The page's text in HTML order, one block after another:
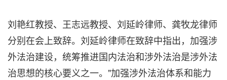
刘艳红教授、王志远教授、刘延岭律师、龚牧龙律师
分别在会上致辞。刘延岭律师在致辞中指出， 加强涉
外法治建设，统筹推进国内法治和涉外法治是涉外法
治思想的核心要义之一。 "加强涉外法治体系和能力